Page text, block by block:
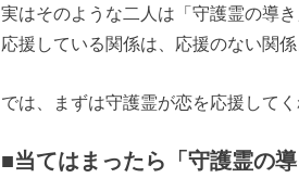
実はそのような二人は「守護霊の導
応援している関係は、応援のない関係
では、まずは守護霊が恋を応援して
■当てはまったら「守護霊の